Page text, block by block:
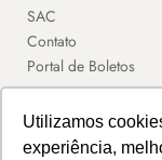
Utilizamos
experiência,
SAC
Contato
Portal de Boletos